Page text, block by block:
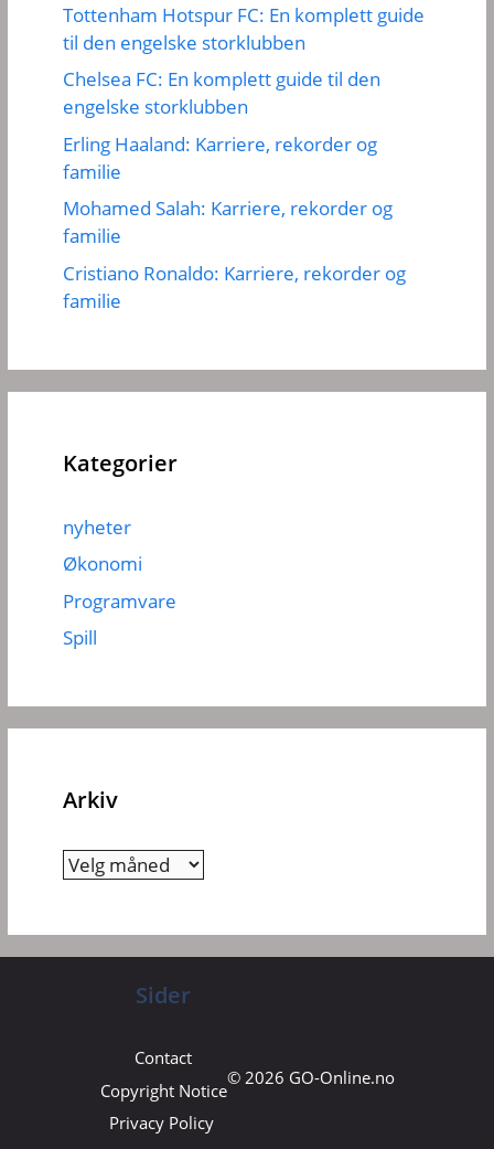
Tottenham Hotspur FC: En komplett guide
til den engelske storklubben
Chelsea FC: En komplett guide til den
engelske storklubben
Erling Haaland: Karriere, rekorder og
familie
Mohamed Salah: Karriere, rekorder og
familie
Cristiano Ronaldo: Karriere, rekorder og
familie
Kategorier
nyheter
Økonomi
Programvare
Spill
Arkiv
Arkiv
Sider
Contact
Copyright Notice
Privacy Policy
© 2026 GO-Online.no